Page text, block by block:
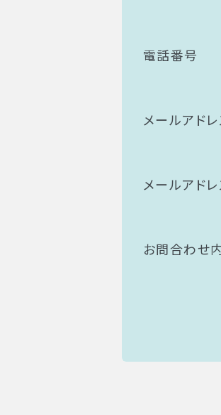
電話番号
メールアドレ
メールアド
お問合わせ